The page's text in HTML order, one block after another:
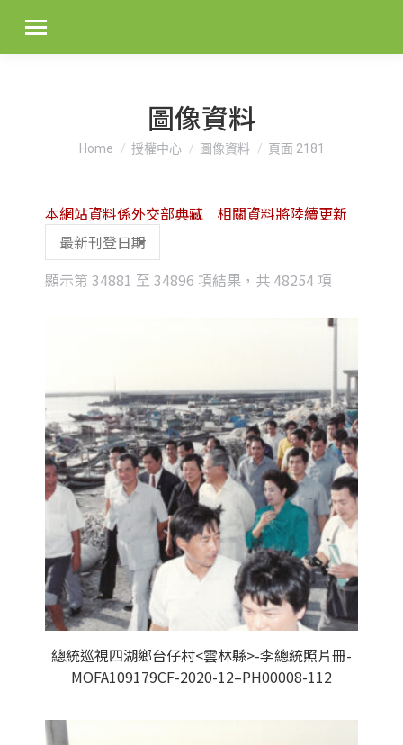
圖像資料
You are here:
Home 授權中心 圖像資料 頁面 2181
顯示第 34881 至 34896 項結果，共 48254 項
latest
本網站資料係外交部典藏 相關資料將陸續更新
總統巡視四湖鄉台仔村<雲林縣>-李總統照片冊-
MOFA109179CF-2020-12–PH00008-112